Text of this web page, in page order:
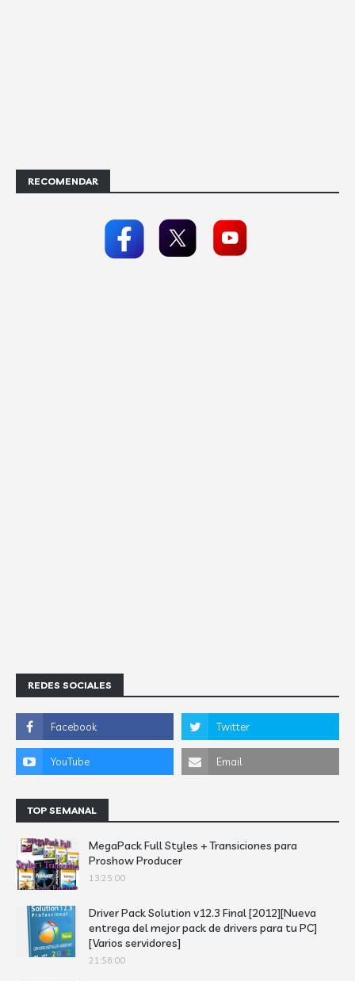
RECOMENDAR
REDES SOCIALES
TOP SEMANAL
MegaPack Full Styles + Transiciones para
Proshow Producer
13:25:00
Driver Pack Solution v12.3 Final [2012][Nueva
entrega del mejor pack de drivers para tu PC]
[Varios servidores]
21:56:00